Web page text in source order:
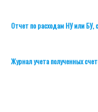
Отчет по расходам НУ или
Журнал учета полученных